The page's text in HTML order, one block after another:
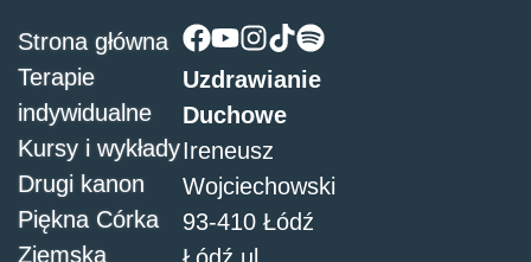
Uzdrawianie
Duchowe
Ireneusz
Wojciechowski
93-410 Łódź
Strona główna
Terapie
indywidualne
Kursy i wykłady
Drugi kanon
Piękna Córka
Ziemska